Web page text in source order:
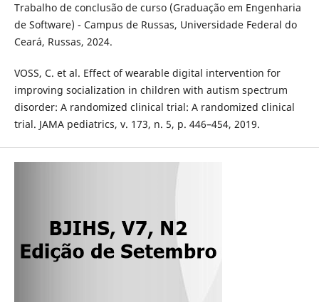
Trabalho de conclusão de curso (Graduação em Engenharia
de Software) - Campus de Russas, Universidade Federal do
Ceará, Russas, 2024.
VOSS, C. et al. Effect of wearable digital intervention for
improving socialization in children with autism spectrum
disorder: A randomized clinical trial: A randomized clinical
trial. JAMA pediatrics, v. 173, n. 5, p. 446–454, 2019.